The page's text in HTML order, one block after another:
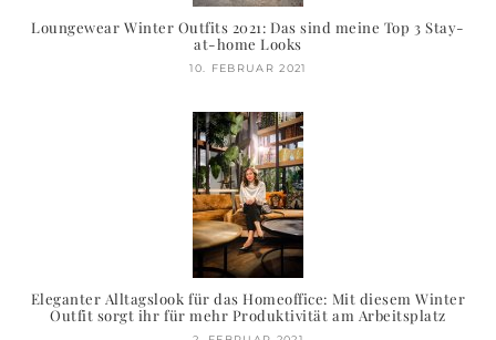
Loungewear Winter Outfits 2021: Das sind meine Top 3 Stay-
at-home Looks
10. FEBRUAR 2021
Eleganter Alltagslook für das Homeoffice: Mit diesem Winter
Outfit sorgt ihr für mehr Produktivität am Arbeitsplatz